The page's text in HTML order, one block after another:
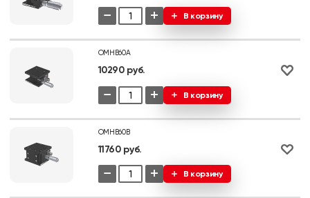
− + В корзину
OMHB60A
10290 руб.
− + В корзину
OMHB60B
11760 руб.
− + В корзину